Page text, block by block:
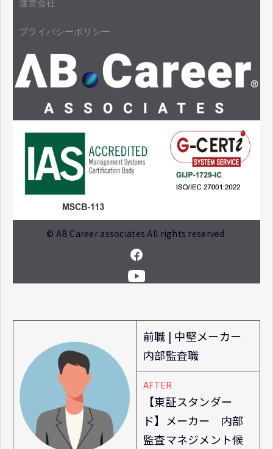
運営会社
プライバシーポリシー
© AB Career associates All rights reserved.
前職 | 中堅メーカー
内部監査職
AFTER
【東証スタンダー
ド】メーカー 内部
監査マネジメント候